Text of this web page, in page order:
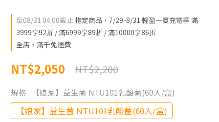
至08/31 04:00截止 指定商品，7/29-8/31 輕盈一夏充電季 滿
3999享92折 / 滿6999享89折 / 滿10000享86折
全店，滿千免運費
NT$2,050 NT$2,200
規格 : 【娘家】益生菌 NTU101乳酸菌(60入/盒)
【娘家】益生菌 NTU101乳酸菌(60入/盒)